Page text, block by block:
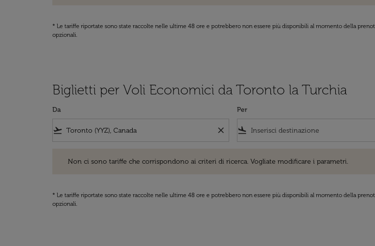
* Le tariffe riportate sono state raccolte nelle ultime 48 ore e potrebbero non essere più disponibili al momento della
opzionali.
Biglietti per Voli Economici da Toronto la Turchia
Da
flight_takeoff close
Per
flight_land
Non ci sono tariffe che corrispondono ai criteri di ricerca. Vogliate modificare i parametri.
* Le tariffe riportate sono state raccolte nelle ultime 48 ore e potrebbero non essere più disponibili al momento della
opzionali.